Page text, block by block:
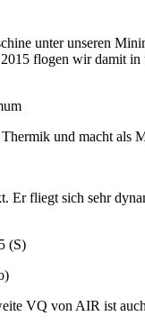
unter unseren
flogen wir damit
und macht als
Er fliegt sich sehr
(S)
VQ von AIR ist